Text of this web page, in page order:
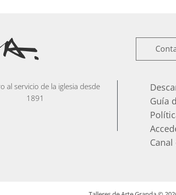
al servicio de la iglesia desde
1891
Guía